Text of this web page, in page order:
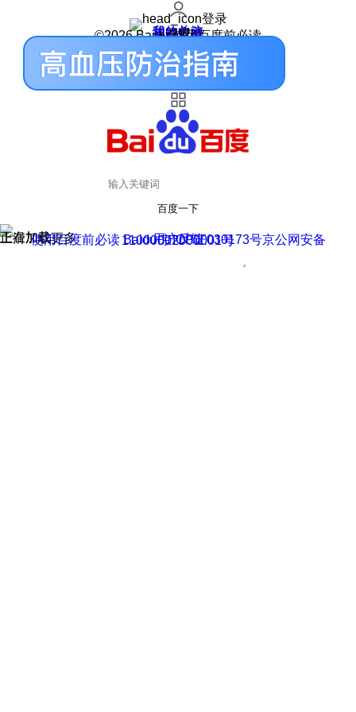
登录
我的关注
我的收藏
皮肤中心
用户反馈
设置
©2026 Baidu 使用百度前必读
百度一下
正在加载
上滑加载更多 用户反馈
使用百度前必读 Baidu 京ICP证030173号
京公网安备11000002000001号